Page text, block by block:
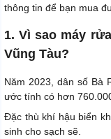
thông tin để bạn mua
1. Vì sao máy
Vũng Tàu?
Năm 2023, dân số Bà
ước tính có hơn
Đặc thù khí hậu biển
sinh cho sạch sẽ.